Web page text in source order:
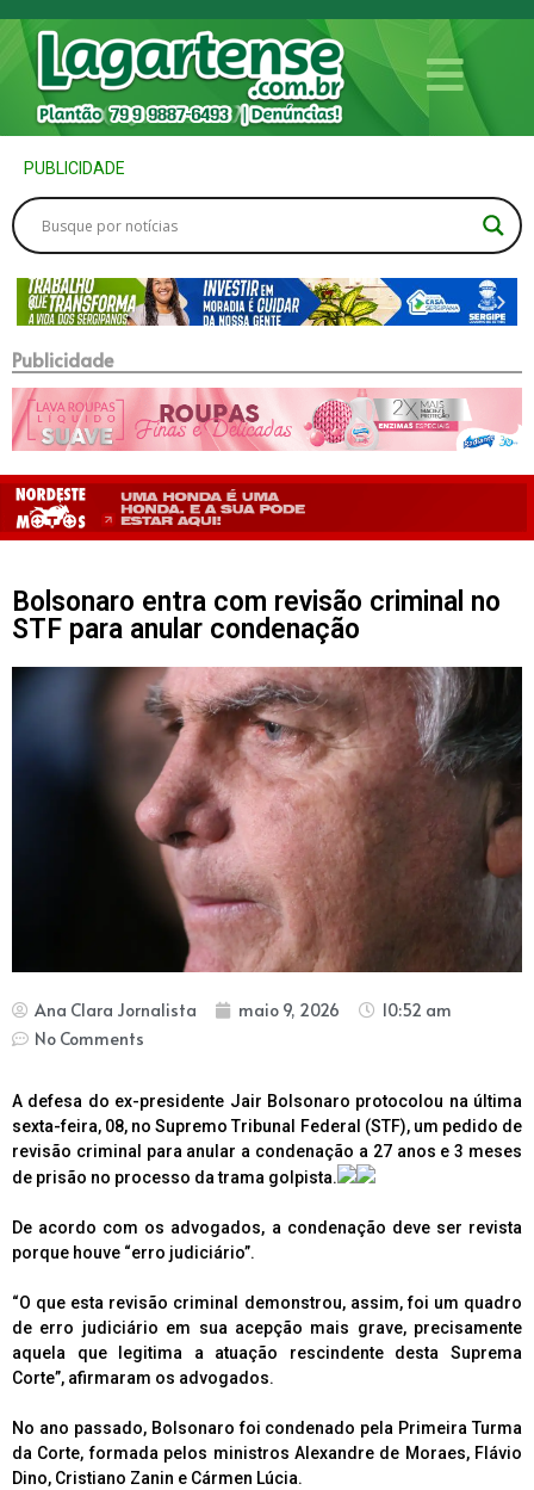
PUBLICIDADE
Publicidade
Bolsonaro entra com revisão criminal no
STF para anular condenação
Ana Clara Jornalista maio 9, 2026
10:52 am
No Comments
A defesa do ex-presidente Jair Bolsonaro protocolou na última
sexta-feira, 08, no Supremo Tribunal Federal (STF), um pedido de
revisão criminal para anular a condenação a 27 anos e 3 meses
de prisão no processo da trama golpista.
De acordo com os advogados, a condenação deve ser revista
porque houve “erro judiciário”.
“O que esta revisão criminal demonstrou, assim, foi um quadro
de erro judiciário em sua acepção mais grave, precisamente
aquela que legitima a atuação rescindente desta Suprema
Corte”, afirmaram os advogados.
No ano passado, Bolsonaro foi condenado pela Primeira Turma
da Corte, formada pelos ministros Alexandre de Moraes, Flávio
Dino, Cristiano Zanin e Cármen Lúcia.